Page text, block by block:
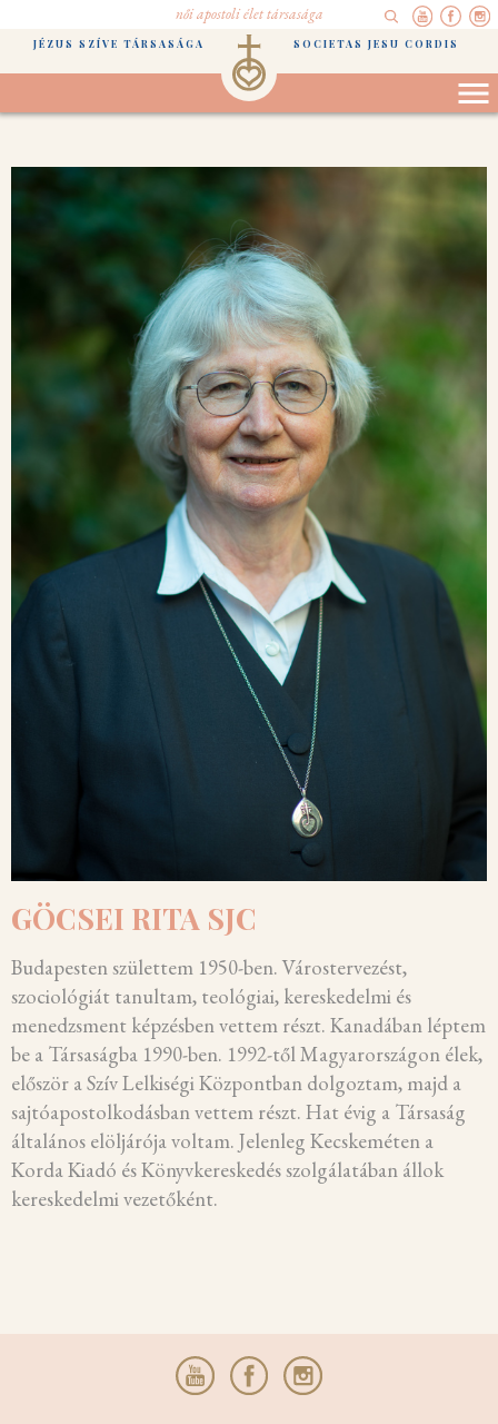
női apostoli élet társasága
JÉZUS SZÍVE TÁRSASÁGA SOCIETAS JESU CORDIS
GÖCSEI RITA SJC
Budapesten születtem 1950-ben. Várostervezést,
szociológiát tanultam, teológiai, kereskedelmi és
menedzsment képzésben vettem részt. Kanadában léptem
be a Társaságba 1990-ben. 1992-től Magyarországon élek,
először a Szív Lelkiségi Központban dolgoztam, majd a
sajtóapostolkodásban vettem részt. Hat évig a Társaság
általános elöljárója voltam. Jelenleg Kecskeméten a
Korda Kiadó és Könyvkereskedés szolgálatában állok
kereskedelmi vezetőként.